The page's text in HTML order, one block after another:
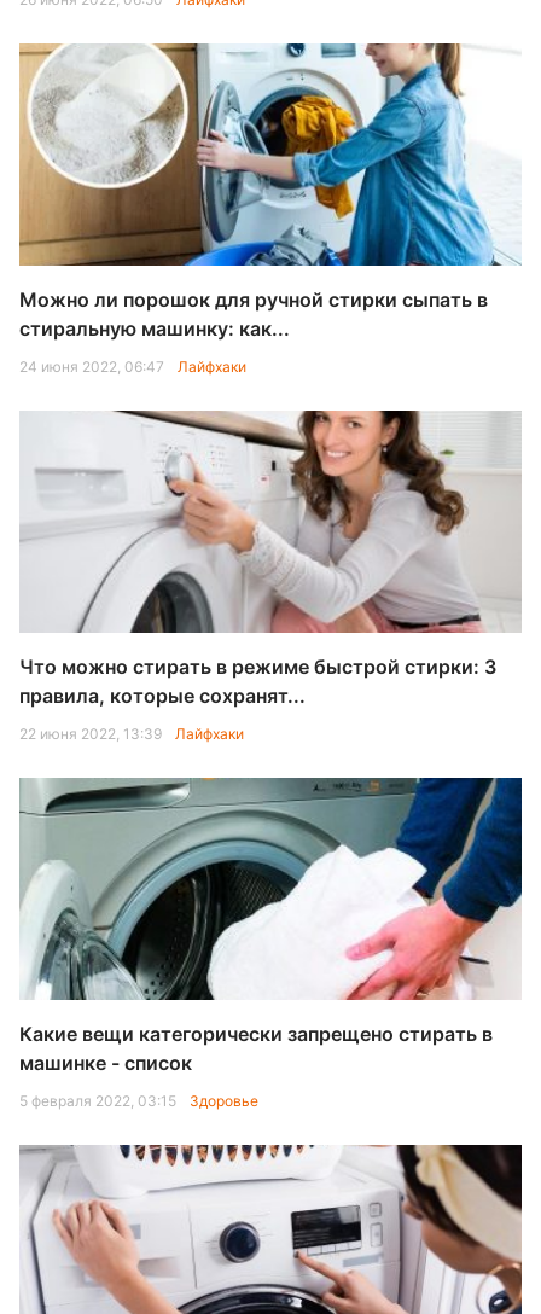
Можно ли порошок для ручной стирки сыпать в
стиральную машинку: как...
24 июня 2022, 06:47 Лайфхаки
Что можно стирать в режиме быстрой стирки: 3
правила, которые сохранят...
22 июня 2022, 13:39 Лайфхаки
Какие вещи категорически запрещено стирать в
машинке - список
5 февраля 2022, 03:15 Здоровье